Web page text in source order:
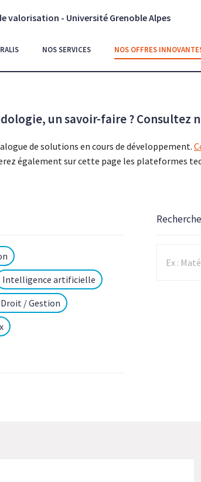
valorisation - Université Grenoble Alpes
NOS SERVICES NOS OFFRES
un savoir-faire ? Consultez
de solutions en cours de développement.
également sur cette page les plateformes
Intelligence artificielle
/ Gestion
Recherche